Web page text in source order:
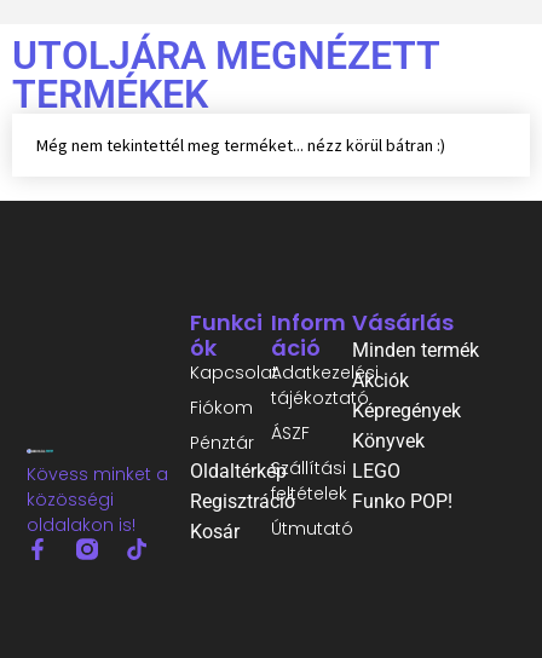
UTOLJÁRA MEGNÉZETT
TERMÉKEK
Még nem tekintettél meg terméket... nézz körül bátran :)
Kövess minket a
közösségi
oldalakon is!
Inform
Áció
Adatkezelési
tájékoztató
ÁSZF
Szállítási
feltételek
Útmutató
Funkci
Ók
Kapcsolat
Fiókom
Pénztár
Oldaltérkép
Regisztráció
Kosár
Vásárlás
Minden termék
Akciók
Képregények
Könyvek
LEGO
Funko POP!